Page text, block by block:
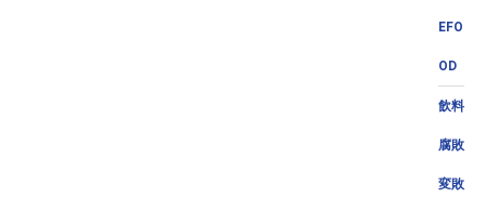
EFO
OD
飲料
腐敗
変敗